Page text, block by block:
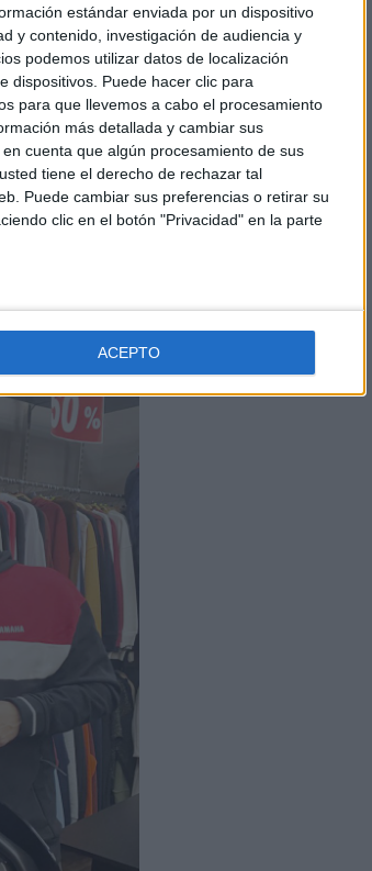
estándar enviada por un dispositivo
y contenido, investigación de audiencia y
podemos utilizar datos de localización
dispositivos. Puede hacer clic para
para que llevemos a cabo el procesamiento
más detallada y cambiar sus
en cuenta que algún procesamiento de sus
tiene el derecho de rechazar tal
Puede cambiar sus preferencias o retirar su
clic en el botón "Privacidad" en la parte
ACEPTO
el
se ha
de Ceuta y la
clientes de